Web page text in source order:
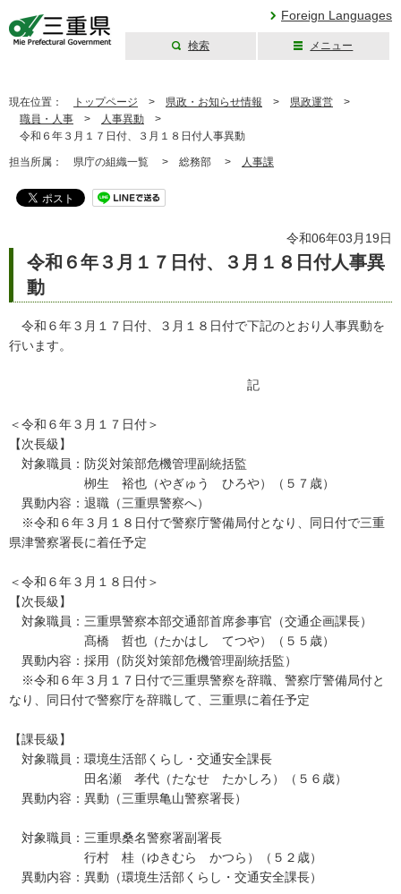
Foreign Languages
検索 メニュー
現在位置： トップページ > 県政・お知らせ情報 > 県政運営 >
職員・人事 > 人事異動 >
令和６年３月１７日付、３月１８日付人事異動
担当所属： 県庁の組織一覧 > 総務部 > 人事課
令和06年03月19日
令和６年３月１７日付、３月１８日付人事異
動
令和６年３月１７日付、３月１８日付で下記のとおり人事異動を
行います。
記
＜令和６年３月１７日付＞
【次長級】
対象職員：防災対策部危機管理副統括監
栁生 裕也（やぎゅう ひろや）（５７歳）
異動内容：退職（三重県警察へ）
※令和６年３月１８日付で警察庁警備局付となり、同日付で三重
県津警察署長に着任予定
＜令和６年３月１８日付＞
【次長級】
対象職員：三重県警察本部交通部首席参事官（交通企画課長）
髙橋 哲也（たかはし てつや）（５５歳）
異動内容：採用（防災対策部危機管理副統括監）
※令和６年３月１７日付で三重県警察を辞職、警察庁警備局付と
なり、同日付で警察庁を辞職して、三重県に着任予定
【課長級】
対象職員：環境生活部くらし・交通安全課長
田名瀬 孝代（たなせ たかしろ）（５６歳）
異動内容：異動（三重県亀山警察署長）
対象職員：三重県桑名警察署副署長
行村 桂（ゆきむら かつら）（５２歳）
異動内容：異動（環境生活部くらし・交通安全課長）